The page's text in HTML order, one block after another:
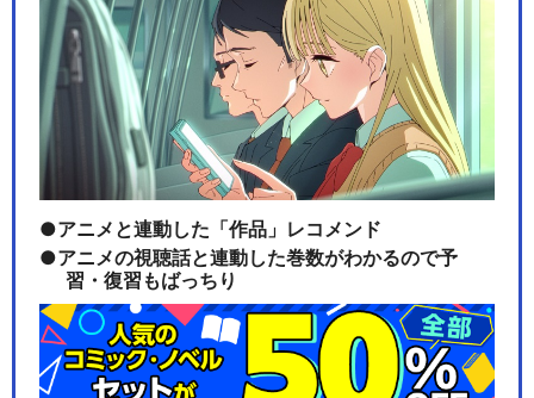
アニメと連動した「作品」レコメンド
アニメの視聴話と連動した巻数がわかるので予
習・復習もばっちり